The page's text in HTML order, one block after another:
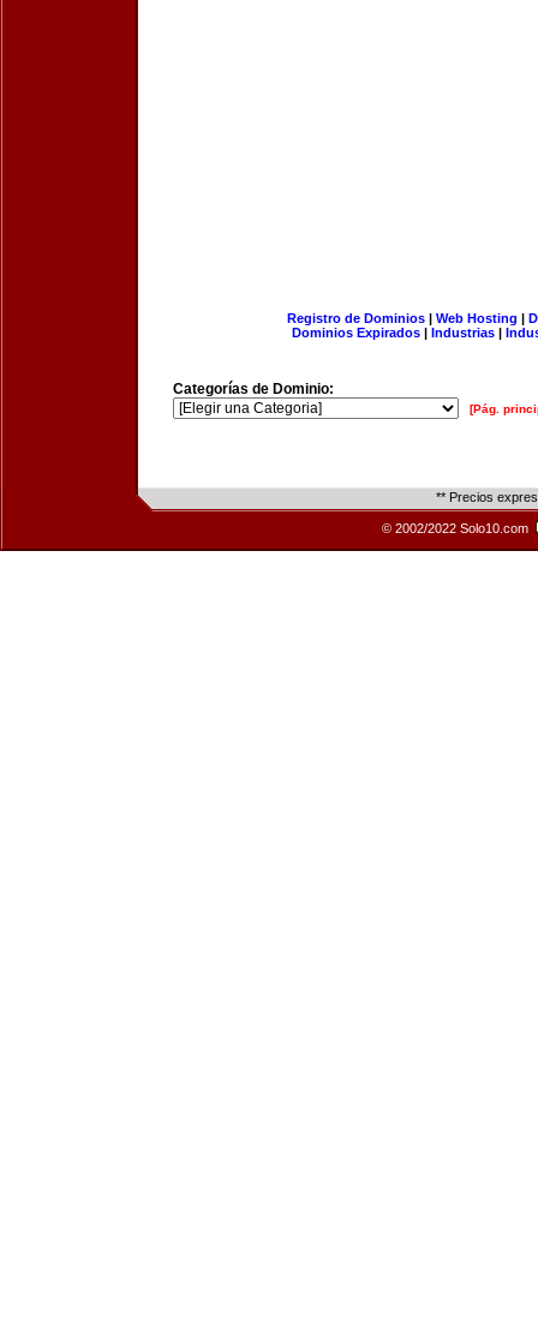
Registro de Dominios| Web Hosting |
Dominios Expirados | Industrias |
Categorías de Dominio:
[Pág.
** Precios
© 2002/2022 Solo10.com